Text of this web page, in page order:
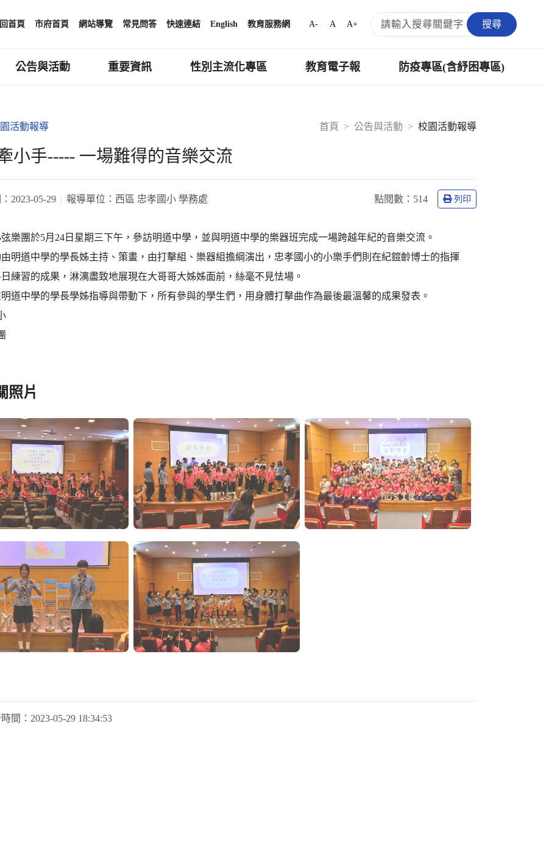
回首頁 市府首頁 網站導覽 常見問答 快速連結 English 教育服務網 A- A A+ 搜尋
公告與活動 重要資訊 性別主流化專區 教育電子報 防疫專區(含紓困專區)
首頁 公告與活動 校園活動報導
活動報導
小手----- 一場難得的音樂交流
2023-05-29 報導單位： 西區 忠孝國小 學務處 點閱數： 514 列印
樂團於5月24日星期三下午，參訪明道中學，並與明道中學的樂器班完成一場跨越年紀的音樂交流。
明道中學的學長姊主持、策畫，由打擊組、樂器組擔綱演出，忠孝國小的小樂手們則在紀鎧齡博士的指揮
練習的成果，淋漓盡致地展現在大哥哥大姊姊面前，絲毫不見怯場。
道中學的學長學姊指導與帶動下，所有參與的學生們，用身體打擊曲作為最後最溫馨的成果發表。
照片
間： 2023-05-29 18:34:53